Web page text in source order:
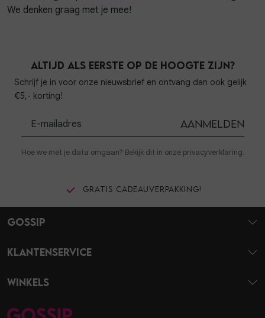
We denken graag met je mee!
Altijd als eerste op de hoogte zijn?
Schrijf je in voor onze nieuwsbrief en ontvang dan ook gelijk
€5,- korting!
Aanmelden
Hoe we met je data omgaan? Bekijk dit in onze privacyverklaring.
Gratis cadeauverpakking!
Gossip
Klantenservice
Winkels